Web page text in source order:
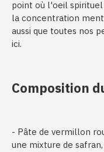
point où l'oeil
la concentration
aussi que toutes nos
ici.
Composition
- Pâte de vermillon
une mixture de